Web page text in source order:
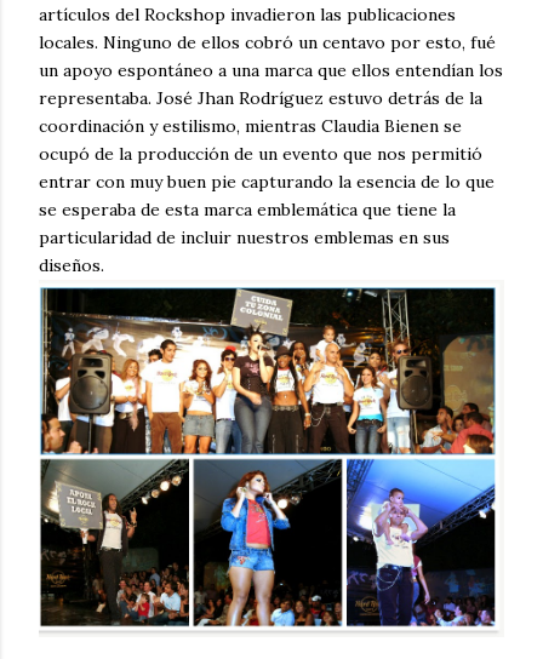
artículos del Rockshop invadieron las publicaciones
locales. Ninguno de ellos cobró un centavo por esto, fué
un apoyo espontáneo a una marca que ellos entendían los
representaba. José Jhan Rodríguez estuvo detrás de la
coordinación y estilismo, mientras Claudia Bienen se
ocupó de la producción de un evento que nos permitió
entrar con muy buen pie capturando la esencia de lo que
se esperaba de esta marca emblemática que tiene la
particularidad de incluir nuestros emblemas en sus
diseños.